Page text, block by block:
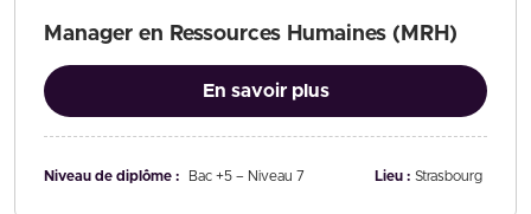
Manager en Ressources Humaines (MRH)
En savoir plus
Niveau de diplôme : Bac +5 – Niveau 7 Lieu : Strasbourg